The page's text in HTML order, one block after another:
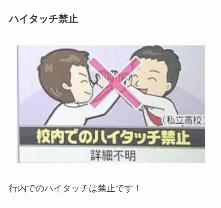
ハイタッチ禁止
行内でのハイタッチは禁止です！